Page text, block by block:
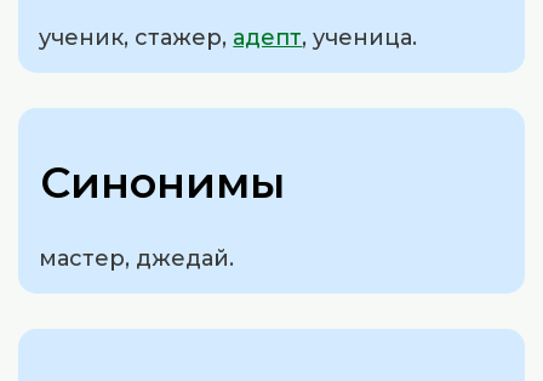
ученик, стажер, адепт, ученица.
Синонимы
мастер, джедай.